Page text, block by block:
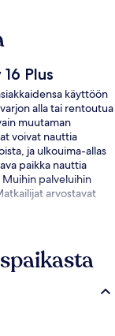
Plus
käyttöön
alla tai rentoutua
muutaman
voivat nauttia
ja ulkouima-allas
paikka nauttia
Muihin palveluihin
arvostavat